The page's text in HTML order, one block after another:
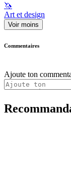
🦄
Art et design
Voir moins
Commentaires
Ajoute ton